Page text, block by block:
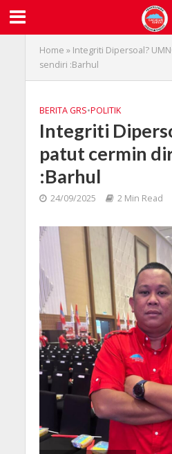
Home » Integriti Dipersoal?
sendiri :Barhul
BERITA GRS•POLITIK
Integriti
patut cermin
:Barhul
24/09/2025 2 Min Read